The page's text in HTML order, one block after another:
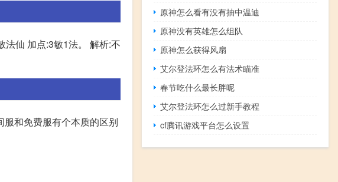
法仙 加点:3敏1法。 解析:不
和免费服有个本质的区别
原神怎么看有没有抽中温迪
原神没有英雄怎么组队
原神怎么获得风扇
艾尔登法环怎么有法术瞄准
春节吃什么最长胖呢
艾尔登法环怎么过新手教程
cf腾讯游戏平台怎么设置